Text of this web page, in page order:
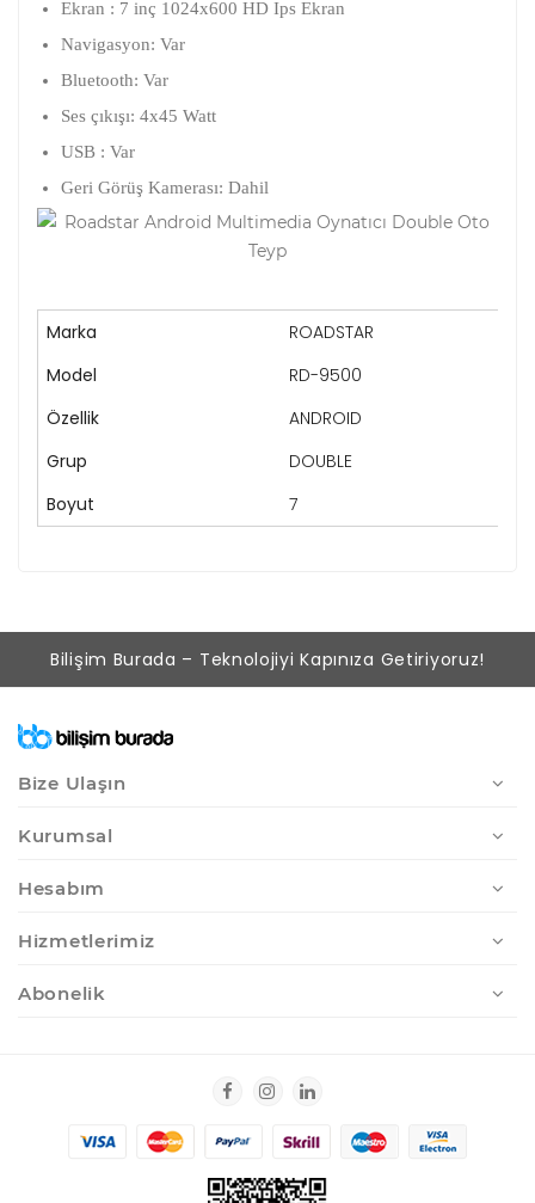
Ekran : 7 inç 1024x600 HD Ips Ekran
Navigasyon: Var
Bluetooth: Var
Ses çıkışı: 4x45 Watt
USB : Var
Geri Görüş Kamerası: Dahil
Marka
ROADSTAR
Model
RD-9500
Özellik
ANDROID
Grup
DOUBLE
Boyut
7
Bilişim Burada – Teknolojiyi Kapınıza Getiriyoruz!
Bize Ulaşın
Kurumsal
Hesabım
Hizmetlerimiz
Abonelik